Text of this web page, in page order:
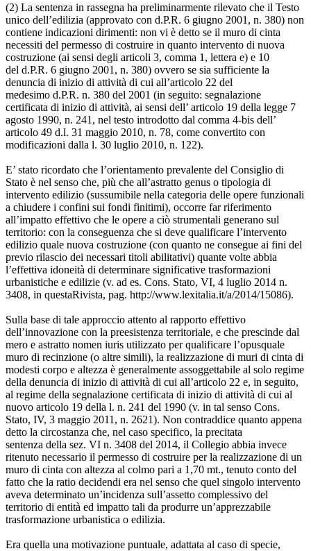
(2) La sentenza in rassegna ha preliminarmente rilevato che il Testo
unico dell’edilizia (approvato con d.P.R. 6 giugno 2001, n. 380) non
contiene indicazioni dirimenti: non vi è detto se il muro di cinta
necessiti del permesso di costruire in quanto intervento di nuova
costruzione (ai sensi degli articoli 3, comma 1, lettera e) e 10
del d.P.R. 6 giugno 2001, n. 380) ovvero se sia sufficiente la
denuncia di inizio di attività di cui all’articolo 22 del
medesimo d.P.R. n. 380 del 2001 (in seguito: segnalazione
certificata di inizio di attività, ai sensi dell’ articolo 19 della legge 7
agosto 1990, n. 241, nel testo introdotto dal comma 4-bis dell’
articolo 49 d.l. 31 maggio 2010, n. 78, come convertito con
modificazioni dalla l. 30 luglio 2010, n. 122).
E’ stato ricordato che l’orientamento prevalente del Consiglio di
Stato è nel senso che, più che all’astratto genus o tipologia di
intervento edilizio (sussumibile nella categoria delle opere funzionali
a chiudere i confini sui fondi finitimi), occorre far riferimento
all’impatto effettivo che le opere a ciò strumentali generano sul
territorio: con la conseguenza che si deve qualificare l’intervento
edilizio quale nuova costruzione (con quanto ne consegue ai fini del
previo rilascio dei necessari titoli abilitativi) quante volte abbia
l’effettiva idoneità di determinare significative trasformazioni
urbanistiche e edilizie (v. ad es. Cons. Stato, VI, 4 luglio 2014 n.
3408, in questaRivista, pag. http://www.lexitalia.it/a/2014/15086).
Sulla base di tale approccio attento al rapporto effettivo
dell’innovazione con la preesistenza territoriale, e che prescinde dal
mero e astratto nomen iuris utilizzato per qualificare l’opusquale
muro di recinzione (o altre simili), la realizzazione di muri di cinta di
modesti corpo e altezza è generalmente assoggettabile al solo regime
della denuncia di inizio di attività di cui all’articolo 22 e, in seguito,
al regime della segnalazione certificata di inizio di attività di cui al
nuovo articolo 19 della l. n. 241 del 1990 (v. in tal senso Cons.
Stato, IV, 3 maggio 2011, n. 2621). Non contraddice quanto appena
detto la circostanza che, nel caso specifico, la precitata
sentenza della sez. VI n. 3408 del 2014, il Collegio abbia invece
ritenuto necessario il permesso di costruire per la realizzazione di un
muro di cinta con altezza al colmo pari a 1,70 mt., tenuto conto del
fatto che la ratio decidendi era nel senso che quel singolo intervento
aveva determinato un’incidenza sull’assetto complessivo del
territorio di entità ed impatto tali da produrre un’apprezzabile
trasformazione urbanistica o edilizia.
Era quella una motivazione puntuale, adattata al caso di specie,